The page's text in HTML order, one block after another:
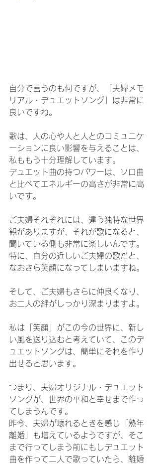
自分で言うのも何ですが、「夫婦メモ
リアル・デュエットソング」は非常に
良いですね。
歌は、人の心や人と人とのコミュニケ
ーションに良い影響を与えることは、
私ももう十分理解しています。
デュエット曲の持つパワーは、ソロ曲
と比べてエネルギーの高さが非常に高
いです。
ご夫婦それぞれには、違う独特な世界
観がありますが、それが歌になると、
聞いている側も非常に楽しいんです。
特に、自分の近しいご夫婦の歌だと、
なおさら笑顔になってしまいますね。
そして、ご夫婦もさらに仲良くなり、
お二人の絆がしっかり深まりますよ。
私は「笑顔」がこの今の世界に、新し
い風を送り込むと考えていて、このデ
ュエットソングは、簡単にそれを作り
出せると思います。
つまり、夫婦オリジナル・デュエット
ソングが、世界の平和と幸せまで作っ
てしまうんです。
昨今、夫婦が壊れるときを感じ「熟年
離婚」も増えているようですが、そこ
まで行ってしまう前にもしデュエット
曲を作って二人で歌っていたら、離婚